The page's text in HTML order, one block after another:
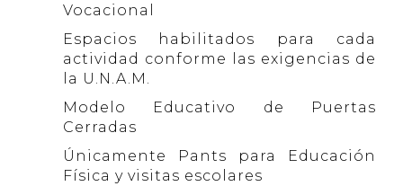
Vocacional
Espacios habilitados para cada
actividad conforme las exigencias de
la U.N.A.M.
Modelo Educativo de Puertas
Cerradas
Únicamente Pants para Educación
Física y visitas escolares